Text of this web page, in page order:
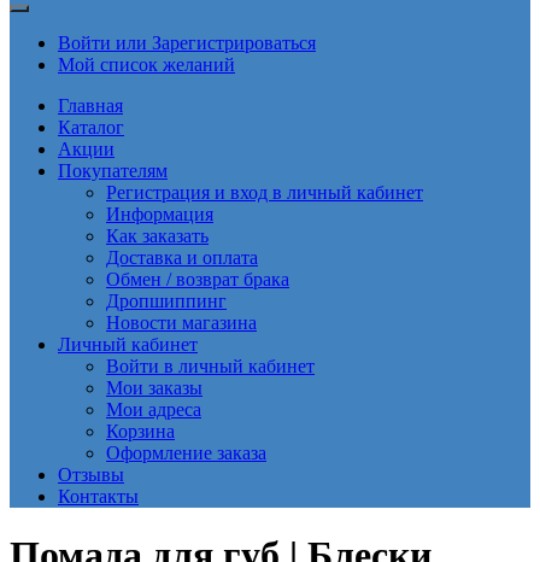
Войти или Зарегистрироваться
Мой список желаний
Главная
Каталог
Акции
Покупателям
Регистрация и вход в личный кабинет
Информация
Как заказать
Доставка и оплата
Обмен / возврат брака
Дропшиппинг
Новости магазина
Личный кабинет
Войти в личный кабинет
Мои заказы
Мои адреса
Корзина
Оформление заказа
Отзывы
Контакты